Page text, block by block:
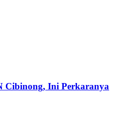
Cibinong, Ini Perkaranya